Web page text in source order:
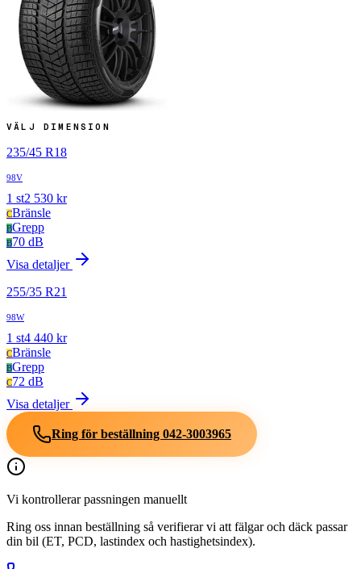
VÄLJ DIMENSION
235/45 R18
98V
1 st2 530 kr
CBränsle
BGrepp
B70 dB
Visa detaljer
255/35 R21
98W
1 st4 440 kr
CBränsle
BGrepp
C72 dB
Visa detaljer
Ring för beställning 042-3003965
Vi kontrollerar passningen manuellt
Ring oss innan beställning så verifierar vi att fälgar och däck passar
din bil (ET, PCD, lastindex och hastighetsindex).